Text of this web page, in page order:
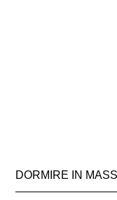
DORMIRE IN